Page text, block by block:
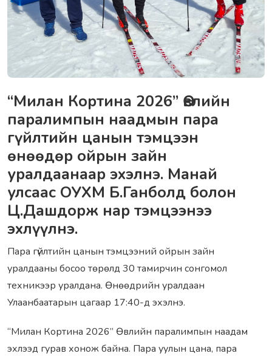
“Милан Кортина 2026” Өвлийн
паралимпын наадмын пара
гүйлтийн цанын тэмцээн
өнөөдөр ойрын зайн
уралдаанаар эхэлнэ. Манай
улсаас ОУХМ Б.Ганболд болон
Ц.Дашдорж нар тэмцээнээ
эхлүүлнэ.
Пара гүйлтийн цанын тэмцээний ойрын зайн
уралдааны босоо төрөлд 30 тамирчин сонгомол
техникээр уралдана. Өнөөдрийн уралдаан
Улаанбаатарын цагаар 17:40-д эхэлнэ.
“Милан Кортина 2026” Өвлийн паралимпын наадам
эхлээд гурав хонож байна. Пара уулын цана, пара